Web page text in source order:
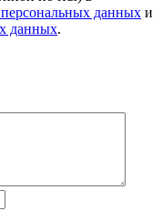
данных и
данных.